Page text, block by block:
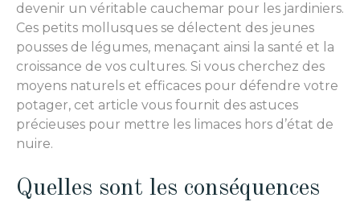
devenir un véritable cauchemar pour les jardiniers.
Ces petits mollusques se délectent des jeunes
pousses de légumes, menaçant ainsi la santé et la
croissance de vos cultures. Si vous cherchez des
moyens naturels et efficaces pour défendre votre
potager, cet article vous fournit des astuces
précieuses pour mettre les limaces hors d’état de
nuire.
Quelles sont les conséquences